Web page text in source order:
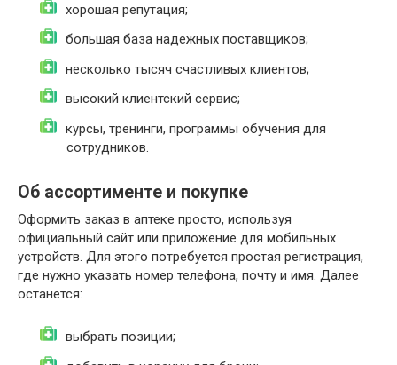
хорошая репутация;
большая база надежных поставщиков;
несколько тысяч счастливых клиентов;
высокий клиентский сервис;
курсы, тренинги, программы обучения для
сотрудников.
Об ассортименте и покупке
Оформить заказ в аптеке просто, используя
официальный сайт или приложение для мобильных
устройств. Для этого потребуется простая регистрация,
где нужно указать номер телефона, почту и имя. Далее
останется:
выбрать позиции;